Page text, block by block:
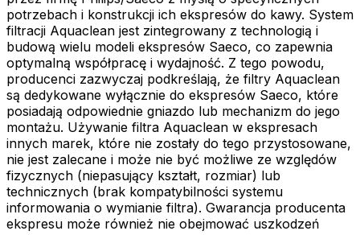
potrzebach i konstrukcji ich ekspresów do kawy. System
filtracji Aquaclean jest zintegrowany z technologią i
budową wielu modeli ekspresów Saeco, co zapewnia
optymalną współpracę i wydajność. Z tego powodu,
producenci zazwyczaj podkreślają, że filtry Aquaclean
są dedykowane wyłącznie do ekspresów Saeco, które
posiadają odpowiednie gniazdo lub mechanizm do jego
montażu. Używanie filtra Aquaclean w ekspresach
innych marek, które nie zostały do tego przystosowane,
nie jest zalecane i może nie być możliwe ze względów
fizycznych (niepasujący kształt, rozmiar) lub
technicznych (brak kompatybilności systemu
informowania o wymianie filtra). Gwarancja producenta
ekspresu może również nie obejmować uszkodzeń